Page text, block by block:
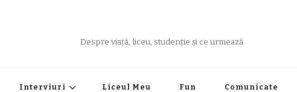
Despre viață, liceu, studenție și ce urmează
Interviuri Liceul Meu Fun Comunicate